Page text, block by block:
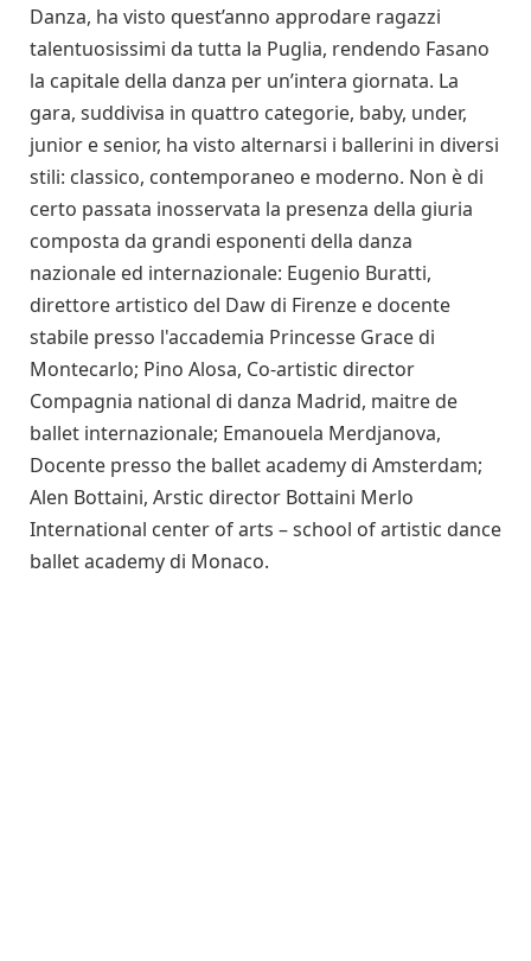
Danza, ha visto quest’anno approdare ragazzi
talentuosissimi da tutta la Puglia, rendendo Fasano
la capitale della danza per un’intera giornata. La
gara, suddivisa in quattro categorie, baby, under,
junior e senior, ha visto alternarsi i ballerini in diversi
stili: classico, contemporaneo e moderno. Non è di
certo passata inosservata la presenza della giuria
composta da grandi esponenti della danza
nazionale ed internazionale: Eugenio Buratti,
direttore artistico del Daw di Firenze e docente
stabile presso l'accademia Princesse Grace di
Montecarlo; Pino Alosa, Co-artistic director
Compagnia national di danza Madrid, maitre de
ballet internazionale; Emanouela Merdjanova,
Docente presso the ballet academy di Amsterdam;
Alen Bottaini, Arstic director Bottaini Merlo
International center of arts – school of artistic dance
ballet academy di Monaco.